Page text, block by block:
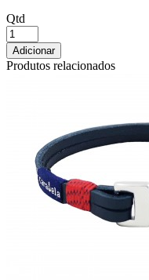
Qtd
Adicionar
Produtos relacionados